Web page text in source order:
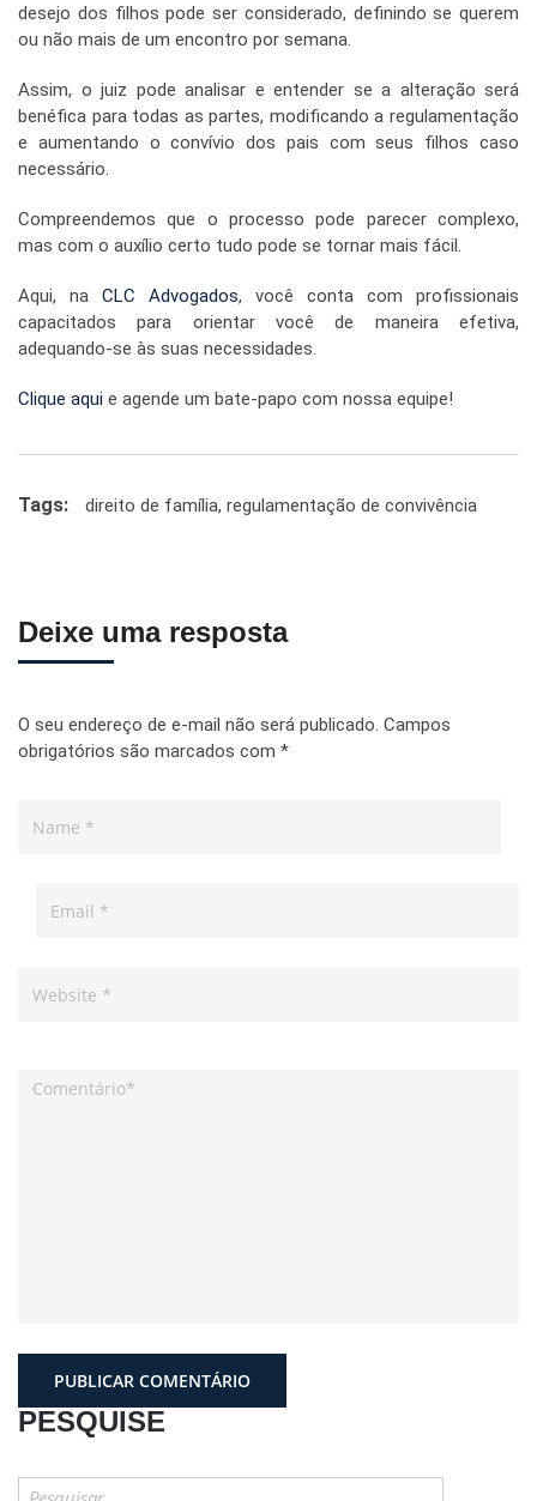
desejo dos filhos pode ser considerado, definindo se querem
ou não mais de um encontro por semana.
Assim, o juiz pode analisar e entender se a alteração será
benéfica para todas as partes, modificando a regulamentação
e aumentando o convívio dos pais com seus filhos caso
necessário.
Compreendemos que o processo pode parecer complexo,
mas com o auxílio certo tudo pode se tornar mais fácil.
Aqui, na CLC Advogados, você conta com profissionais
capacitados para orientar você de maneira efetiva,
adequando-se às suas necessidades.
Clique aqui e agende um bate-papo com nossa equipe!
Tags: direito de família, regulamentação de convivência
Deixe uma resposta
O seu endereço de e-mail não será publicado. Campos
obrigatórios são marcados com *
PESQUISE
Pesquisar